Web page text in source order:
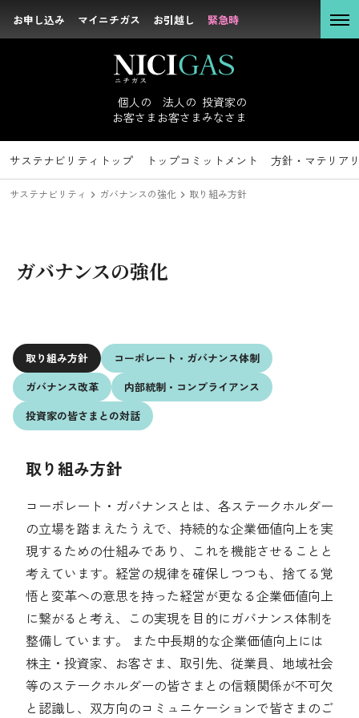
お申し込み マイニチガス お引越し 緊急時
個人の
お客さま
法人の
お客さま
投資家の
みなさま
投資家のみなさまトップ IRニュース 経営方針 IRライブラリ
サステナビリティトップ トップコミットメント 方針・マテリア
企業情報トップ 社長メッセージ 経営理念 沿革 会社概要 組
採用情報トップ 新卒採用 キャリア採用
お申し込み マイニチガス お引越し 緊急時
サステナビリティ
環境への取り組み
人的資本の最大化
ガバナンスの強化
ESGデータ集
お客さま
投資家の
採用情報
English
サステナビリティ ガバナンスの強化 取り組み方針
ガバナンスの強化
取り組み方針 コーポレート・ ガバナンス体制
ガバナンス改革
内部統制・ コンプライアンス
投資家の皆さま との対話
取り組み方針
コーポレート・ガバナンスとは、各ステークホルダー
の立場を踏まえたうえで、持続的な企業価値向上を実
現するための仕組みであり、これを機能させることと
考えています。経営の規律を確保しつつも、捨てる覚
悟と変革への意思を持った経営が更なる企業価値向上
に繋がると考え、この実現を目的にガバナンス体制を
整備しています。 また中長期的な企業価値向上には
株主・投資家、お客さま、取引先、従業員、地域社会
等のステークホルダーの皆さまとの信頼関係が不可欠
と認識し、双方向のコミュニケーションで皆さまのご